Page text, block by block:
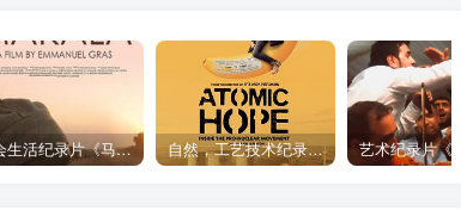
社会生活纪录片《马加拉 Makala》下载 自然，工艺技术纪录片《原子能的希望 Atomic Hope – Inside the Pro-Nuclear Movement》下载